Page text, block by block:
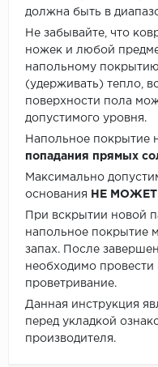
должна быть в
Не забывайте, что
ножек и любой
напольному
(удерживать) тепло,
поверхности пола
допустимого уровня.
Напольное покрытие
попадания прямых
Максимально
основания
НЕ МОЖЕТ
При вскрытии новой
напольное покрытие
запах. После
необходимо
проветривание.
Данная инструкция
перед укладкой
производителя.